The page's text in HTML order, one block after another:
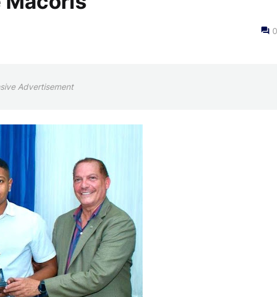
0
Advertisement